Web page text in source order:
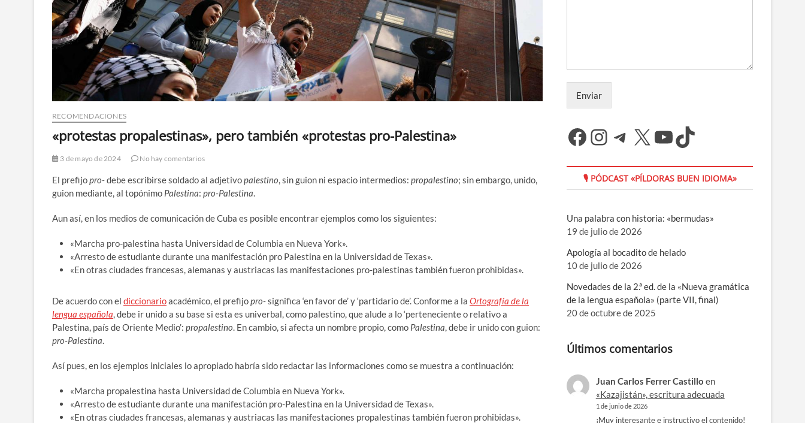
RECOMENDACIONES
«protestas propalestinas», pero también «protestas pro-Palestina»
3 de mayo de 2024 No hay comentarios
El prefijopro-debe escribirse soldado al adjetivopalestino, sin guion ni espacio intermedios: propalestino; sin embargo, unido,
guion mediante, al topónimo Palestina: pro-Palestina.
Aun así, en los medios de comunicación de Cuba es posible encontrar ejemplos como los siguientes:
«Marcha pro-palestina hasta Universidad de Columbia en Nueva York».
«Arresto de estudiante durante una manifestación pro Palestina en la Universidad de Texas».
«En otras ciudades francesas, alemanas y austriacas las manifestaciones pro-palestinas también fueron prohibidas».
De acuerdo con el diccionarioacadémico, el prefijopro-significa ‘en favor de’ y ‘partidario de’. Conforme a la Ortografía de la
lengua española, debe ir unido a su base si esta es univerbal, como palestino, que alude a lo ‘perteneciente o relativo a
Palestina, país de Oriente Medio’: propalestino. En cambio, si afecta un nombre propio, como Palestina, debe ir unido con guion:
pro-Palestina.
Así pues, en los ejemplos iniciales lo apropiado habría sido redactar las informaciones como se muestra a continuación:
«Marcha propalestina hasta Universidad de Columbia en Nueva York».
«Arresto de estudiante durante una manifestación pro-Palestina en la Universidad de Texas».
«En otras ciudades francesas, alemanas y austriacas las manifestaciones propalestinas también fueron prohibidas».
Enviar
Facebook
Instagram
Telegram
X YouTube
TikTok
🎙 PÓDCAST «PÍLDORAS BUEN IDIOMA»
Una palabra con historia: «bermudas»
19 de julio de 2026
Apología al bocadito de helado
10 de julio de 2026
Novedades de la 2.ª ed. de la «Nueva gramática
de la lengua española» (parte VII, final)
20 de octubre de 2025
Últimos comentarios
Juan Carlos Ferrer Castillo en
«Kazajistán», escritura adecuada
1 de junio de 2026
¡Muy interesante e instructivo el contenido!